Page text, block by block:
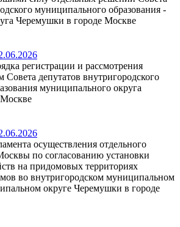
муниципального образования -
Черемушки в городе Москве
регистрации и рассмотрения
Совета депутатов внутригородского
муниципального округа
осуществления отдельного
по coгласованию установки
на придомовых территориях
во внутригородском муниципальном
округе Черемушки в городе